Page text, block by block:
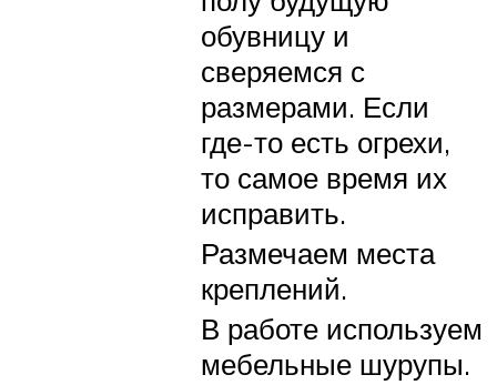
обувницу и
сверяемся с
размерами. Если
где-то есть огрехи,
то самое время их
исправить.
Размечаем места
креплений.
В работе используем
мебельные шурупы.